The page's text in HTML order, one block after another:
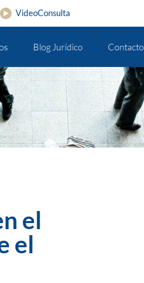
VideoConsulta
Blog Jurídico Contacto
el
el